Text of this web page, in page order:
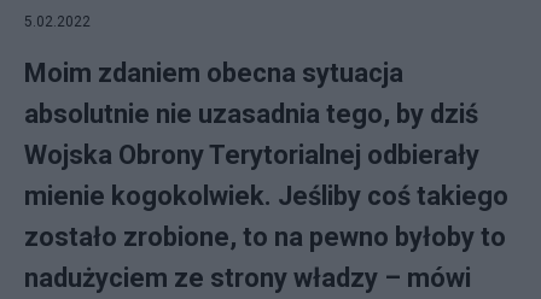
5.02.2022
Moim zdaniem obecna sytuacja
absolutnie nie uzasadnia tego, by dziś
Wojska Obrony Terytorialnej odbierały
mienie kogokolwiek. Jeśliby coś takiego
zostało zrobione, to na pewno byłoby to
nadużyciem ze strony władzy – mówi